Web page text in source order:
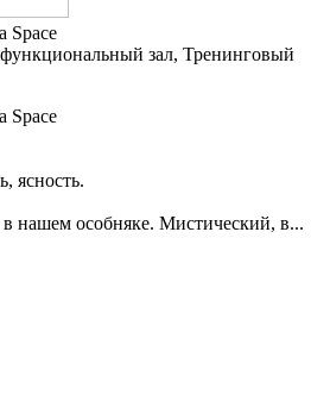
Space
зал, Тренинговый
Space
ясность.
нашем особняке. Мистический, в...